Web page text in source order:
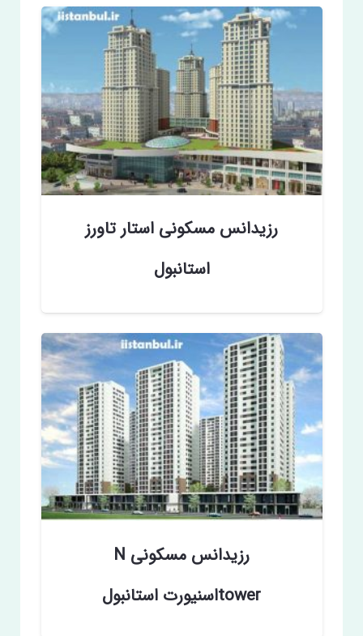
رزیدانس مسکونی استار تاورز
استانبول
رزیدانس مسکونی N
towerاسنیورت استانبول